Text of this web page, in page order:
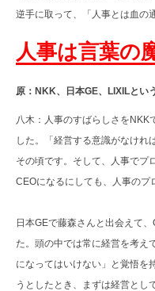
逆手に取って、「人事とは血の
人事は言葉の
原：NKK、日本GE、LIXILとい
八木：人事のすばらしさをNKK
した。「経営する意識がなけれ
その頃です。そして、人事でプ
CEOになるにしても、人事のプ
日本GEで藤森さんと出会えて
た。頭の中では常に経営を考え
になってはいけない」と覚悟を
うとしたとき、まずは経営とし